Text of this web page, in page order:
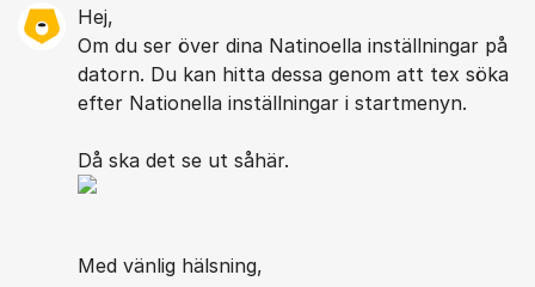
Hej,
Om du ser över dina Natinoella inställningar på
datorn. Du kan hitta dessa genom att tex söka
efter Nationella inställningar i startmenyn.
Då ska det se ut såhär.
Med vänlig hälsning,